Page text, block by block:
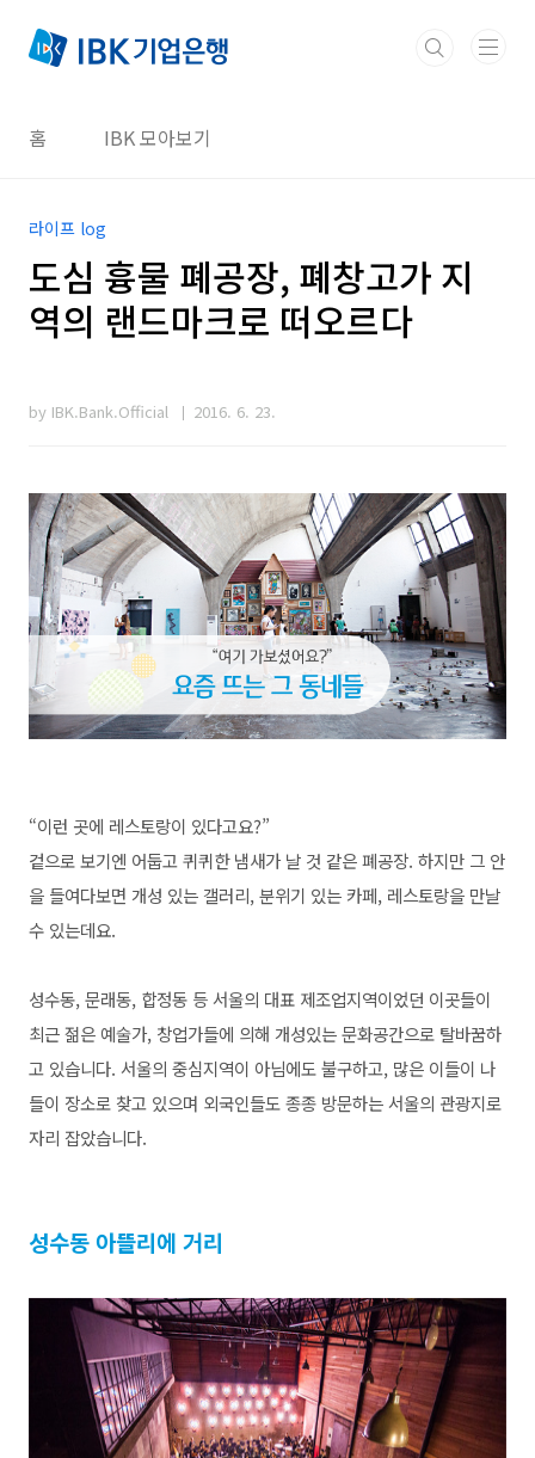
홈 IBK 모아보기
라이프 log
도심 흉물 폐공장, 폐창고가 지
역의 랜드마크로 떠오르다
by IBK.Bank.Official 2016. 6. 23.
“이런 곳에 레스토랑이 있다고요?”
겉으로 보기엔 어둡고 퀴퀴한 냄새가 날 것 같은 폐공장. 하지만 그 안
을 들여다보면 개성 있는 갤러리, 분위기 있는 카페, 레스토랑을 만날
수 있는데요.
성수동, 문래동, 합정동 등 서울의 대표 제조업지역이었던 이곳들이
최근 젊은 예술가, 창업가들에 의해 개성있는 문화공간으로 탈바꿈하
고 있습니다. 서울의 중심지역이 아님에도 불구하고, 많은 이들이 나
들이 장소로 찾고 있으며 외국인들도 종종 방문하는 서울의 관광지로
자리 잡았습니다.
성수동 아뜰리에 거리